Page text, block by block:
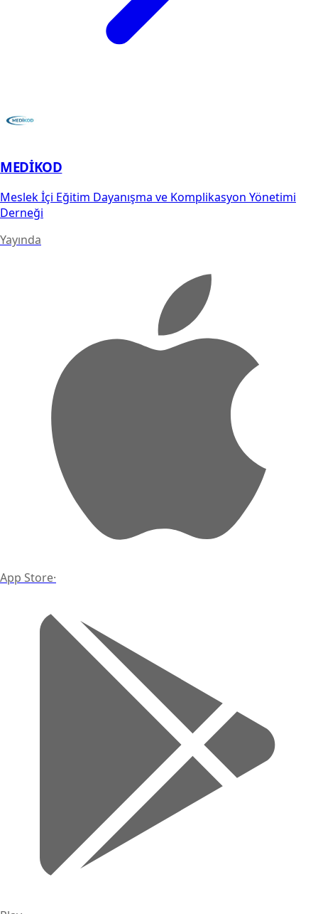
MEDİKOD
Meslek İçi Eğitim Dayanışma ve Komplikasyon Yönetimi
Derneği
Yayında
App Store·